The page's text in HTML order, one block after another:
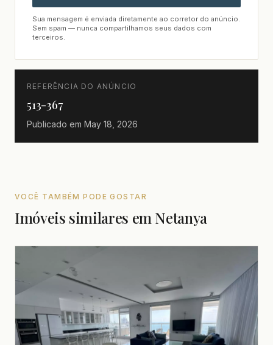
Sua mensagem é enviada diretamente ao corretor do anúncio.
Sem spam — nunca compartilhamos seus dados com
terceiros.
REFERÊNCIA DO ANÚNCIO
513-367
Publicado em May 18, 2026
VOCÊ TAMBÉM PODE GOSTAR
Imóveis similares em Netanya